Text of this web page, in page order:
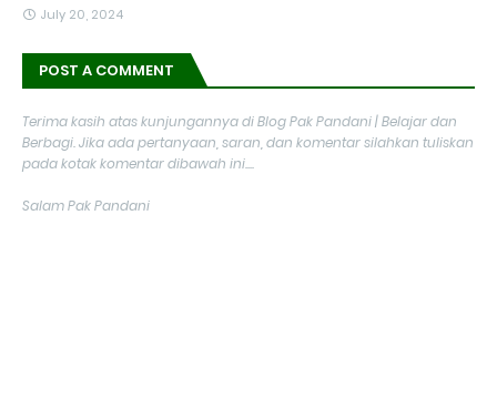
July 20, 2024
POST A COMMENT
Terima kasih atas kunjungannya di Blog Pak Pandani | Belajar dan
Berbagi. Jika ada pertanyaan, saran, dan komentar silahkan tuliskan
pada kotak komentar dibawah ini....
Salam Pak Pandani